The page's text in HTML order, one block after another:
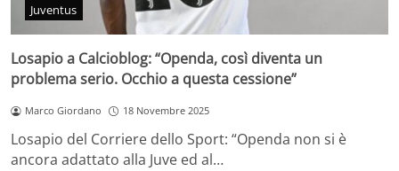
Juventus
Losapio a Calcioblog: “Openda, così diventa un
problema serio. Occhio a questa cessione”
Marco Giordano 18 Novembre 2025
Losapio del Corriere dello Sport: “Openda non si è
ancora adattato alla Juve ed al…